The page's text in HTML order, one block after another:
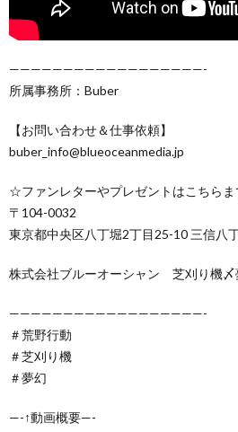
——————————————————-
所属事務所：Buber
【お問い合わせ＆仕事依頼】
buber_info@blueoceanmedia.jp
☆ファンレターやプレゼントはこちら
〒104-0032
東京都中央区八丁堀2丁目25-10 三信八
株式会社ブルーオーシャン 芝刈り機〆
——————————————————-
＃荒野行動
＃芝刈り機
＃夢幻
—-↑動画概要—-